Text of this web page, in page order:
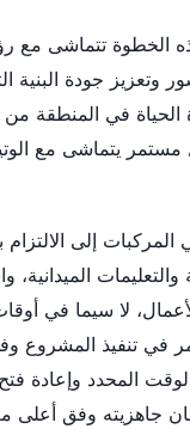
الخطوة تتماشى مع
جودة البنية
في المنطقة من
مستمر يتماشى مع
إلى الالتزام
والتعليمات
لا سيما في
في تنفيذ المشروع
المحدد وإعادة
جاهزيته وفق أعلى